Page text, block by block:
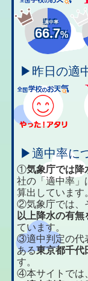
適中率
66.7%
▶昨日の適
▶適中率に
①気象庁では降
社の「適中率」
算出しています
②気象庁では、
以上降水の有無
ています。
③適中判定の代
ある東京都千代
す。
④本サイトでは